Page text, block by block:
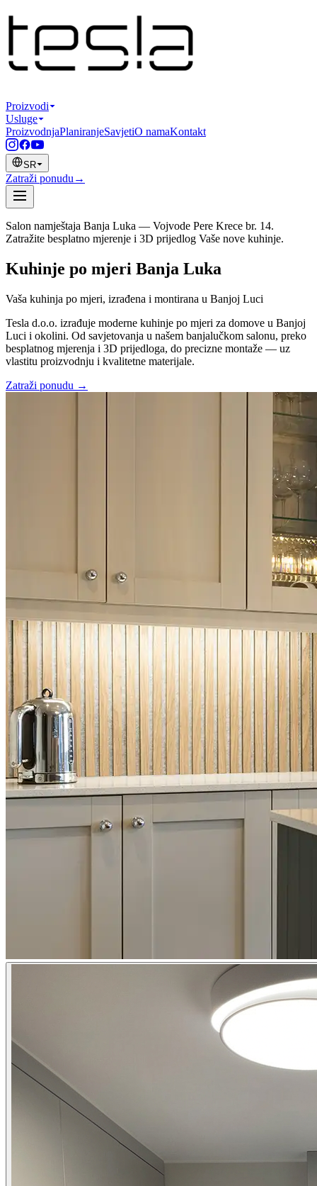
Proizvodi
Usluge
ProizvodnjaPlaniranjeSavjetiO namaKontakt
SR
Zatraži ponudu →
Salon namještaja Banja Luka — Vojvode Pere Krece br. 14.
Zatražite besplatno mjerenje i 3D prijedlog Vaše nove kuhinje.
Kuhinje po mjeri Banja Luka
Vaša kuhinja po mjeri, izrađena i montirana u Banjoj Luci
Tesla d.o.o. izrađuje moderne kuhinje po mjeri za domove u Banjoj
Luci i okolini. Od savjetovanja u našem banjalučkom salonu, preko
besplatnog mjerenja i 3D prijedloga, do precizne montaže — uz
vlastitu proizvodnju i kvalitetne materijale.
Zatraži ponudu →